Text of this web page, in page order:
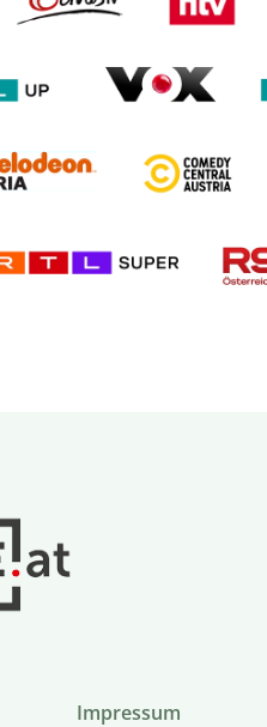
Impressum